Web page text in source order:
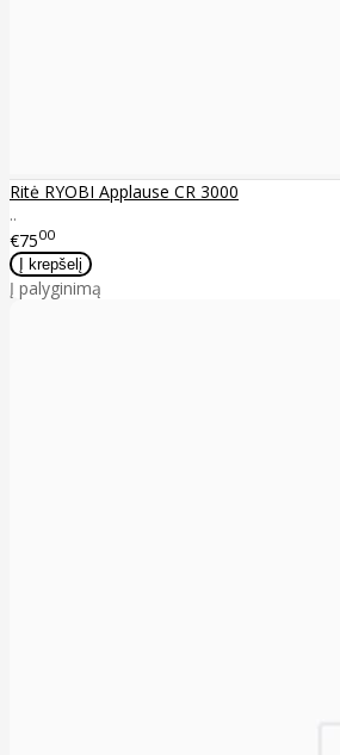
Ritė RYOBI Applause CR 3000
..
€7500
Į palyginimą